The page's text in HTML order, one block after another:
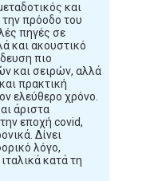
και
την πρόοδο του
πηγές σε
και ακουστικό
πιο
και σειρών, αλλά
πρακτική
ελεύθερο χρόνο.
άριστα
εποχή covid,
Δίνει
λόγο,
κατά τη